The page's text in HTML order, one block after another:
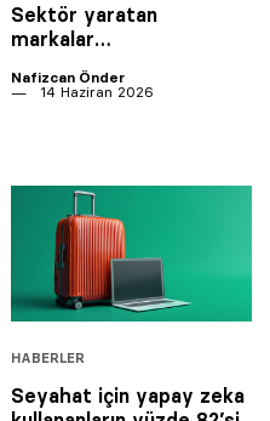
Sektör yaratan
markalar…
Nafizcan Önder
14 Haziran 2026
HABERLER
Seyahat için yapay zeka